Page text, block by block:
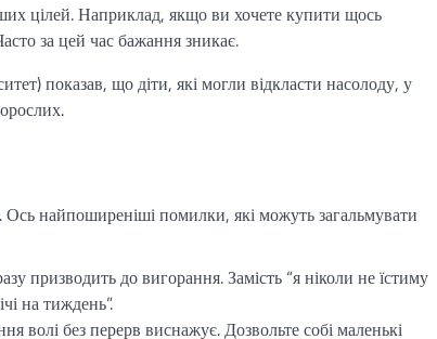
цілей. Наприклад, якщо ви хочете купити щось
за цей час бажання зникає.
показав, що діти, які могли відкласти насолоду, у
найпоширеніші помилки, які можуть загальмувати
призводить до вигорання. Замість “я ніколи не їстиму
на тиждень”.
волі без перерв виснажує. Дозвольте собі маленькі